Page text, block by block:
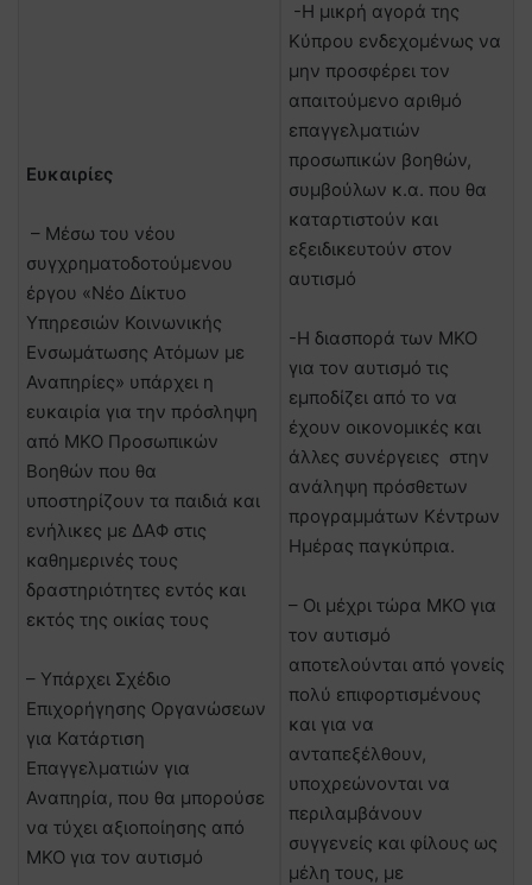
Ευκαιρίες
– Μέσω του νέου
συγχρηματοδοτούμενου
έργου «Νέο Δίκτυο
Υπηρεσιών Κοινωνικής
Ενσωμάτωσης Ατόμων με
Αναπηρίες» υπάρχει η
ευκαιρία για την πρόσληψη
από ΜΚΟ Προσωπικών
Βοηθών που θα
υποστηρίζουν τα παιδιά και
ενήλικες με ΔΑΦ στις
καθημερινές τους
δραστηριότητες εντός και
εκτός της οικίας τους
– Υπάρχει Σχέδιο
Επιχορήγησης Οργανώσεων
για Κατάρτιση
Επαγγελματιών για
Αναπηρία, που θα μπορούσε
να τύχει αξιοποίησης από
ΜΚΟ για τον αυτισμό
-Η μικρή αγορά της
Κύπρου ενδεχομένως να
μην προσφέρει τον
απαιτούμενο αριθμό
επαγγελματιών
προσωπικών βοηθών,
συμβούλων κ.α. που θα
καταρτιστούν και
εξειδικευτούν στον
αυτισμό
-Η διασπορά των ΜΚΟ
για τον αυτισμό τις
εμποδίζει από το να
έχουν οικονομικές και
άλλες συνέργειες στην
ανάληψη πρόσθετων
προγραμμάτων Κέντρων
Ημέρας παγκύπρια.
– Οι μέχρι τώρα ΜΚΟ για
τον αυτισμό
αποτελούνται από γονείς
πολύ επιφορτισμένους
και για να
ανταπεξέλθουν,
υποχρεώνονται να
περιλαμβάνουν
συγγενείς και φίλους ως
μέλη τους, με